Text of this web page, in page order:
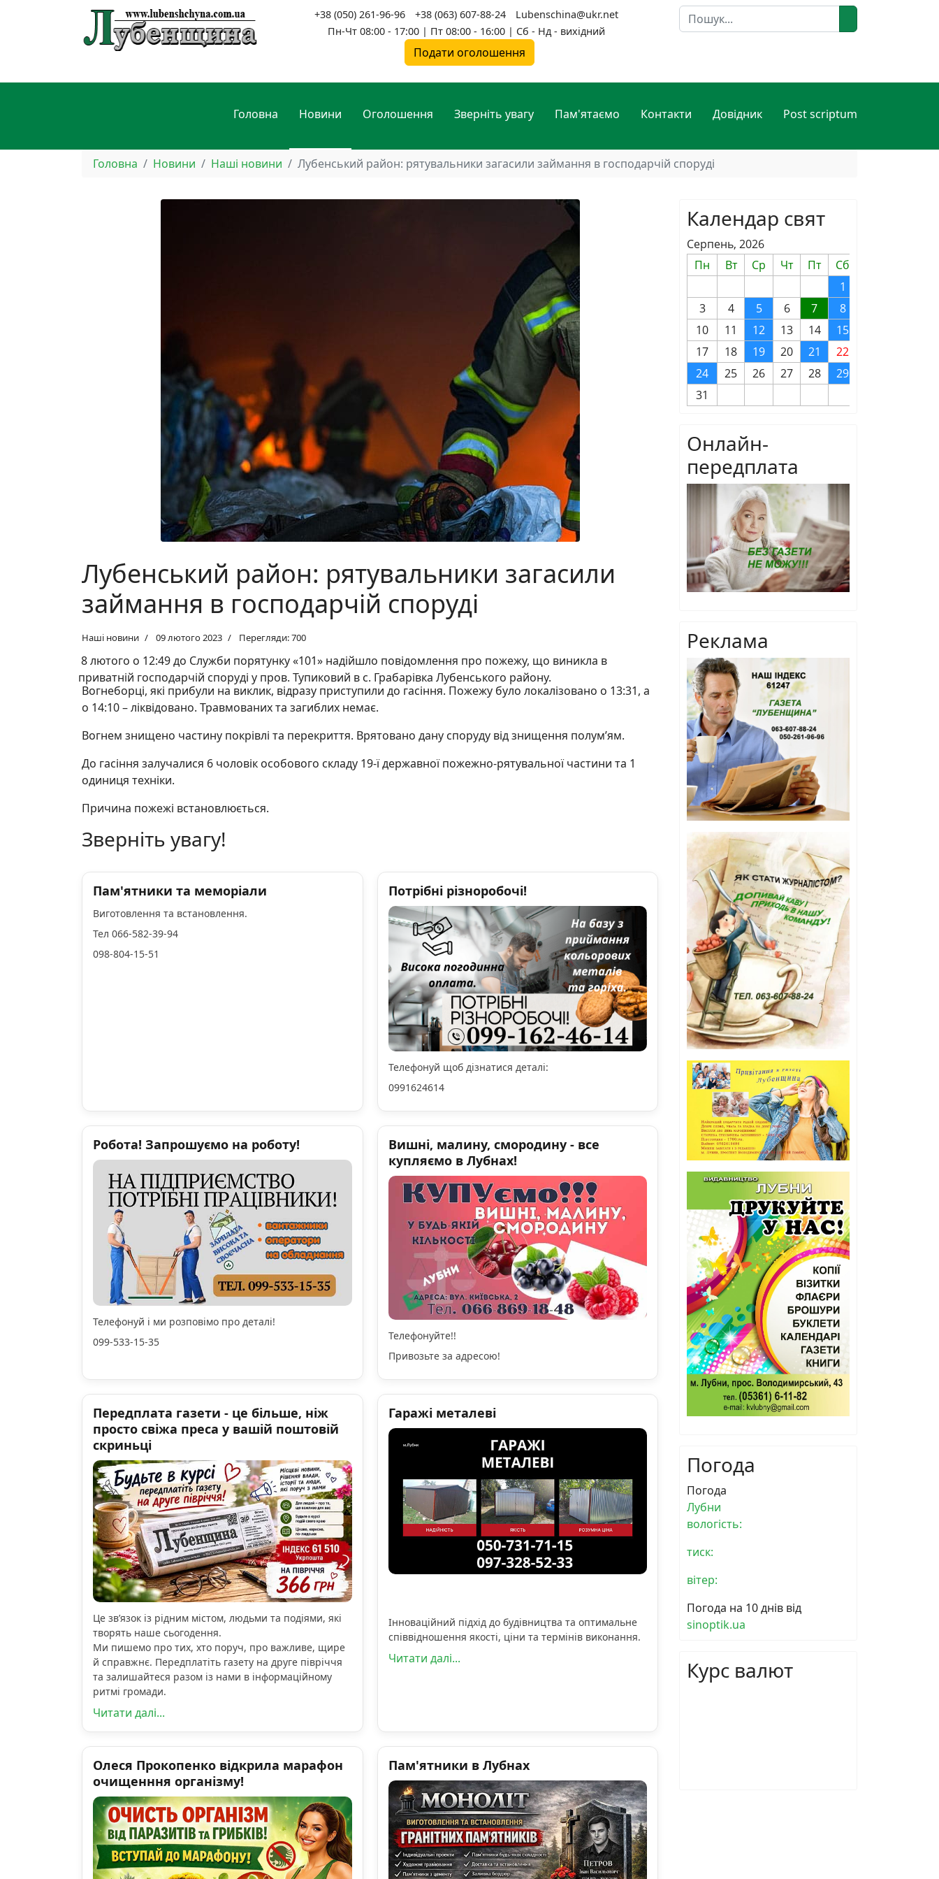
+38 (050) 261-96-96 +38 (063) 607-88-24
Lubenschina@ukr.net
Пн-Чт 08:00 - 17:00 | Пт 08:00 - 16:00 | Сб - Нд - вихідний
Подати оголошення
Пошук
Головна Новини Оголошення Зверніть увагу Пам'ятаємо Контакти Довідник Post scriptum
Головна Новини Наші новини Лубенський район: рятувальники загасили займання в господарчій споруді
Лубенський район: рятувальники загасили
займання в господарчій споруді
Наші новини 09 лютого 2023 Перегляди: 700
8 лютого о 12:49 до Служби порятунку «101» надійшло повідомлення про пожежу, що виникла в
приватній господарчій споруді у пров. Тупиковий в с. Грабарівка Лубенського району.
Вогнеборці, які прибули на виклик, відразу приступили до гасіння. Пожежу було локалізовано о 13:31, а
о 14:10 – ліквідовано. Травмованих та загиблих немає.
Вогнем знищено частину покрівлі та перекриття. Врятовано дану споруду від знищення полум’ям.
До гасіння залучалися 6 чоловік особового складу 19-ї державної пожежно-рятувальної частини та 1
одиниця техніки.
Причина пожежі встановлюється.
Зверніть увагу!
Пам'ятники та меморіали
Виготовлення та встановлення.
Тел 066-582-39-94
098-804-15-51
Потрібні різноробочі!
Телефонуй щоб дізнатися деталі:
0991624614
Робота! Запрошуємо на роботу!
Телефонуй і ми розповімо про деталі!
099-533-15-35
Вишні, малину, смородину - все
купляємо в Лубнах!
Телефонуйте!!
Привозьте за адресою!
Передплата газети - це більше, ніж
просто свіжа преса у вашій поштовій
скриньці
Це зв’язок із рідним містом, людьми та подіями, які
творять наше сьогодення.
Ми пишемо про тих, хто поруч, про важливе, щире
й справжнє. Передплатіть газету на друге півріччя
та залишайтеся разом із нами в інформаційному
ритмі громади.
Читати далі...
Гаражі металеві
Інноваційний підхід до будівництва та оптимальне
співвідношення якості, ціни та термінів виконання.
Читати далі...
Олеся Прокопенко відкрила марафон
очищенння організму!
Пам'ятники в Лубнах
Календар свят
Серпень, 2026
Пн
Вт Ср Чт Пт Сб
1
3
4 5 6 7 8
10
11 12 13 14 15
17
18 19 20 21 22
24
25 26 27 28 29
31
Онлайн-
передплата
Реклама
Погода
Погода
Лубни
вологість:
тиск:
вітер:
Погода на 10 днів від
sinoptik.ua
Курс валют